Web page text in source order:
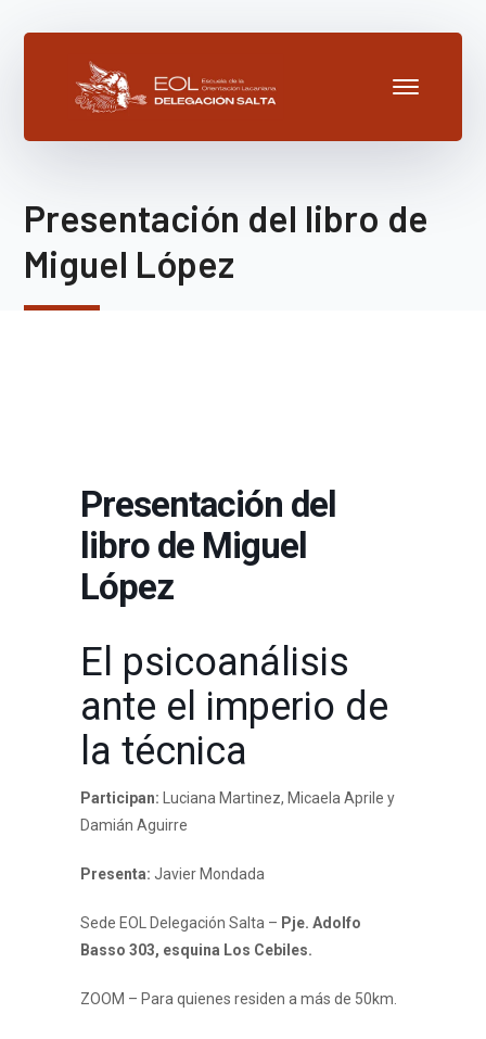
Presentación del libro de
Miguel López
Presentación del
libro de Miguel
López
El psicoanálisis
ante el imperio de
la técnica
Participan: Luciana Martinez, Micaela Aprile y
Damián Aguirre
Presenta: Javier Mondada
Sede EOL Delegación Salta – Pje. Adolfo
Basso 303, esquina Los Cebiles.
ZOOM – Para quienes residen a más de 50km.